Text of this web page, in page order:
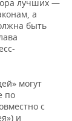
лучших —
а
быть
могут
по
с
и